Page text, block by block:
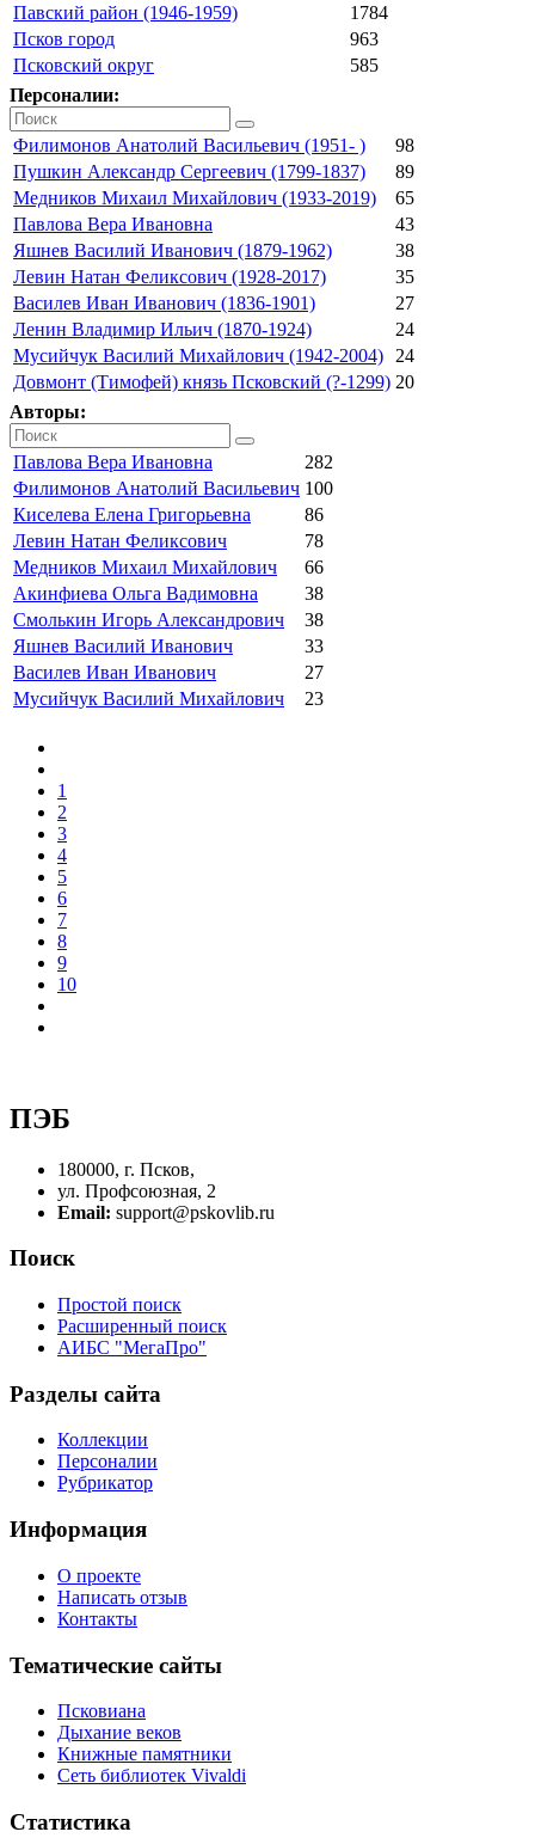
Павский район (1946-1959)
1784
Псков город
963
Псковский округ
585
Персоналии:
Филимонов Анатолий Васильевич (1951- )
98
Пушкин Александр Сергеевич (1799-1837)
89
Медников Михаил Михайлович (1933-2019)
65
Павлова Вера Ивановна
43
Яшнев Василий Иванович (1879-1962)
38
Левин Натан Феликсович (1928-2017)
35
Василев Иван Иванович (1836-1901)
27
Ленин Владимир Ильич (1870-1924)
24
Мусийчук Василий Михайлович (1942-2004)
24
Довмонт (Тимофей) князь Псковский (?-1299) 20
Авторы:
Павлова Вера Ивановна
282
Филимонов Анатолий Васильевич 100
Киселева Елена Григорьевна
86
Левин Натан Феликсович
78
Медников Михаил Михайлович
66
Акинфиева Ольга Вадимовна
38
Смолькин Игорь Александрович
38
Яшнев Василий Иванович
33
Василев Иван Иванович
27
Мусийчук Василий Михайлович
23
1
2
3
4
5
6
7
8
9
10
ПЭБ
180000, г. Псков,
ул. Профсоюзная, 2
Email: support@pskovlib.ru
Поиск
Простой поиск
Расширенный поиск
АИБС "МегаПро"
Разделы сайта
Коллекции
Персоналии
Рубрикатор
Информация
О проекте
Написать отзыв
Контакты
Тематические сайты
Псковиана
Дыхание веков
Книжные памятники
Сеть библиотек Vivaldi
Статистика